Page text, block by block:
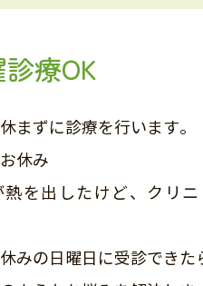
療OK
まずに診療を行います。
休み
熱を出したけど、クリ
休みの日曜日に受診できた